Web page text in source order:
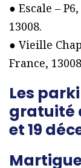
● Escale –
13008.
● Vieille
France,
Les
gratuité
et 19